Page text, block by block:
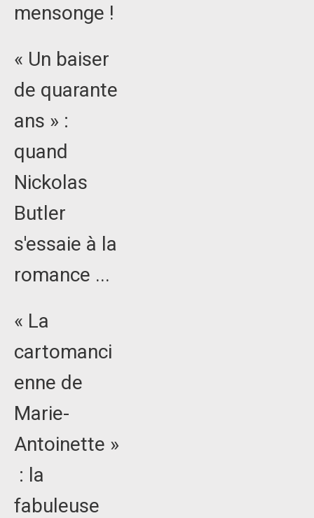
mensonge !
« Un baiser
de quarante
ans » :
quand
Nickolas
Butler
s'essaie à la
romance ...
« La
cartomanci
enne de
Marie-
Antoinette »
: la
fabuleuse